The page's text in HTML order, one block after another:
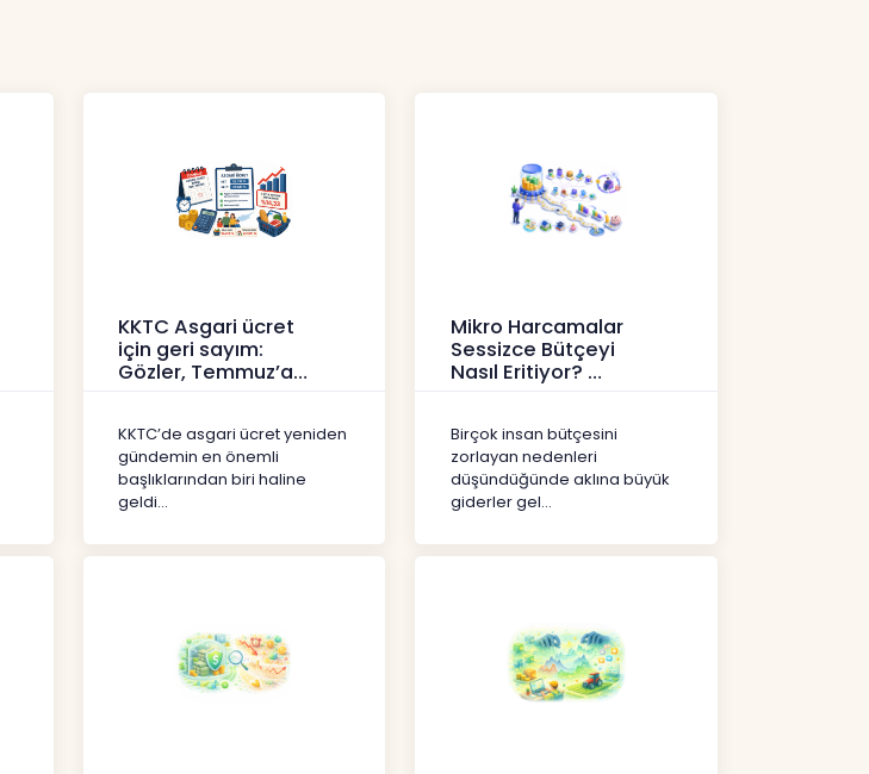
KKTC Asgari ücret
için geri sayım:
Gözler, Temmuz’a
Haberler
KKTC’de asgari ücret yeniden
gündemin en önemli
başlıklarından biri haline
geldi...
Mikro Harcamalar
Sessizce Bütçeyi
Nasıl Eritiyor?
Birçok insan bütçesini
zorlayan nedenleri
düşündüğünde aklına büyük
giderler gel...